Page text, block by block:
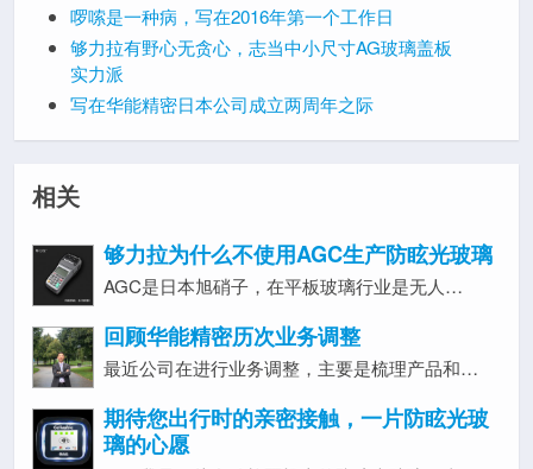
啰嗦是一种病，写在2016年第一个工作日
够力拉有野心无贪心，志当中小尺寸AG玻璃盖板
实力派
写在华能精密日本公司成立两周年之际
相关
够力拉为什么不使用AGC生产防眩光玻璃
AGC是日本旭硝子，在平板玻璃行业是无人…
回顾华能精密历次业务调整
最近公司在进行业务调整，主要是梳理产品和…
期待您出行时的亲密接触，一片防眩光玻
璃的心愿